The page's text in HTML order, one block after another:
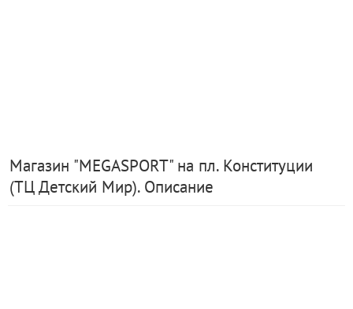
Магазин "MEGASPORT" на пл. Конституции
(ТЦ Детский Мир). Описание